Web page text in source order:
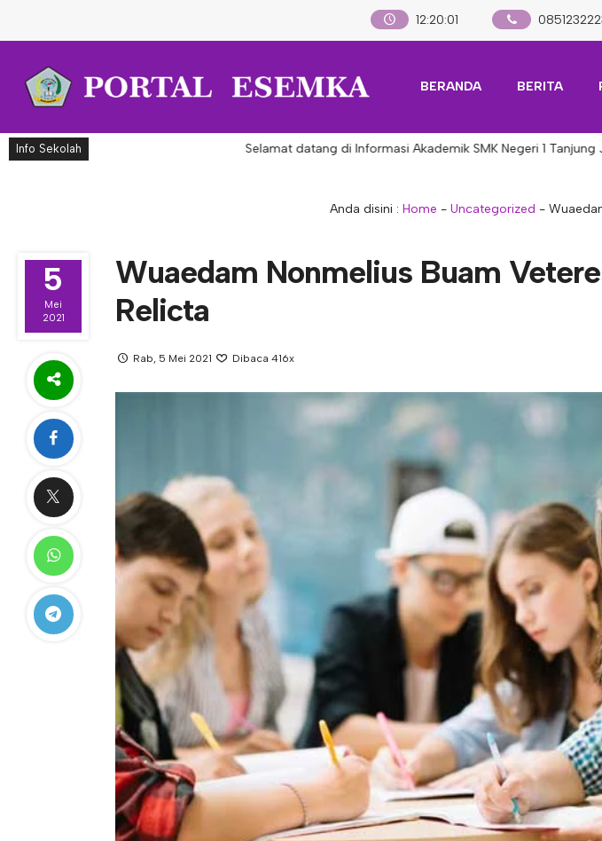
12:20:02
BERANDA BERITA
Info Sekolah Selamat datang di Informasi Akademik SMK Negeri 1 Tanjung
Anda disini : Home - Uncategorized -
5
Mei
2021
Wuaedam Nonmelius Buam
Relicta
Rab, 5 Mei 2021 Dibaca 416x